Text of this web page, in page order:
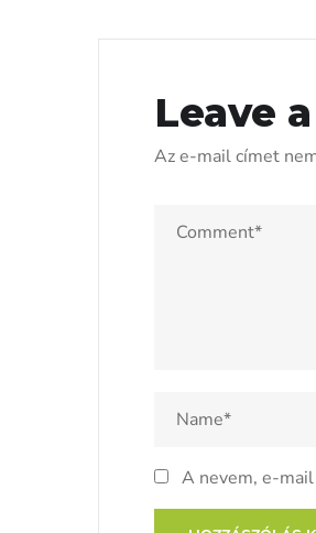
Leave
Az e-mail címet
A nevem, e-